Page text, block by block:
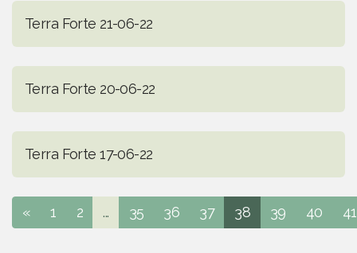
Terra Forte 21-06-22
Terra Forte 20-06-22
Terra Forte 17-06-22
« 1 2 ... 35 36 37 38 39 40 41